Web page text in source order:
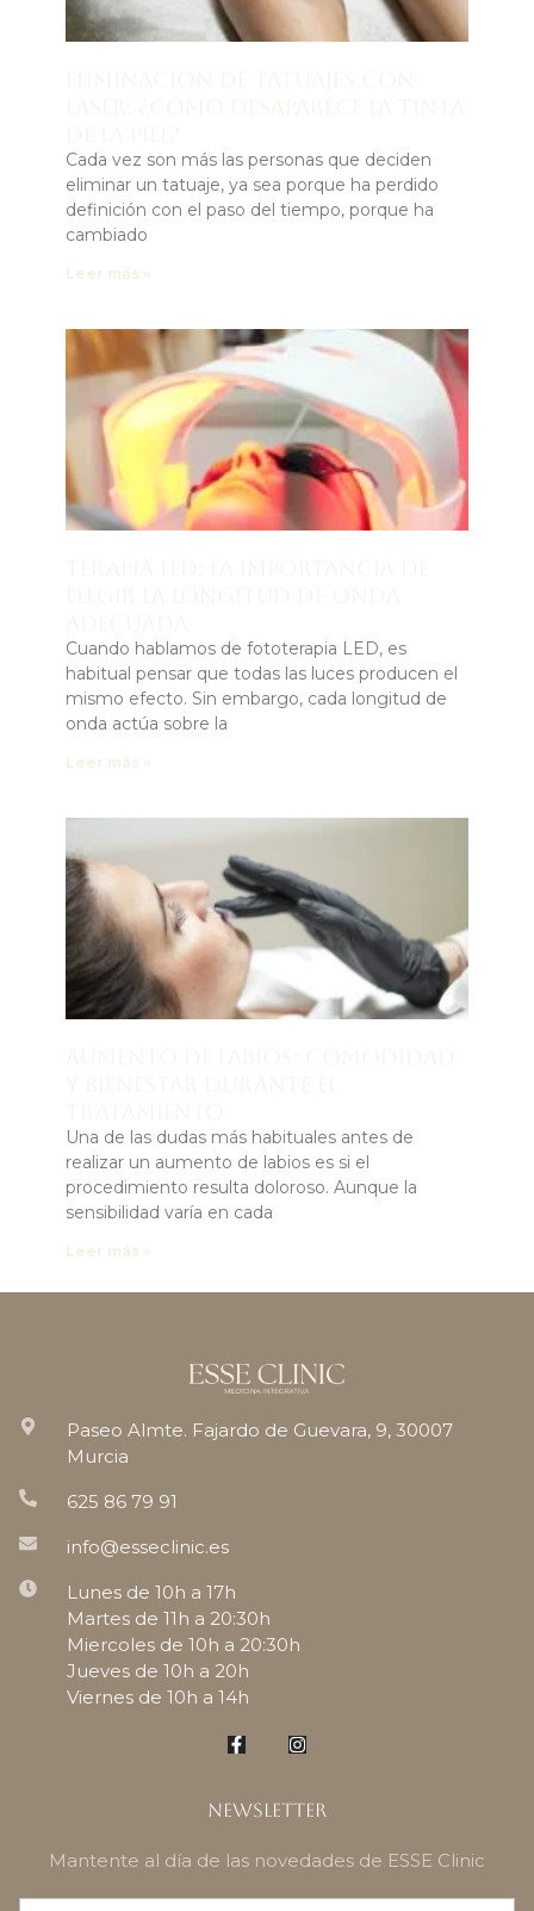
Cada vez son más las personas que deciden
eliminar un tatuaje, ya sea porque ha perdido
definición con el paso del tiempo, porque ha
cambiado
Cuando hablamos de fototerapia LED, es
habitual pensar que todas las luces producen el
mismo efecto. Sin embargo, cada longitud de
onda actúa sobre la
Una de las dudas más habituales antes de
realizar un aumento de labios es si el
procedimiento resulta doloroso. Aunque la
sensibilidad varía en cada
Paseo Almte. Fajardo de Guevara, 9, 30007
Murcia
625 86 79 91
info@esseclinic.es
Lunes de 10h a 17h
Martes de 11h a 20:30h
Miercoles de 10h a 20:30h
Jueves de 10h a 20h
Viernes de 10h a 14h
Newsletter
Mantente al día de las novedades de ESSE Clinic